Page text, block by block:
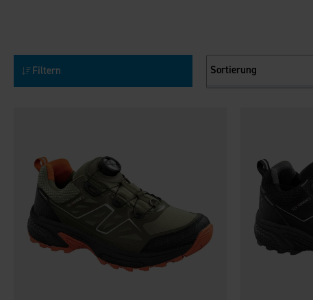
Filtern Sortierung